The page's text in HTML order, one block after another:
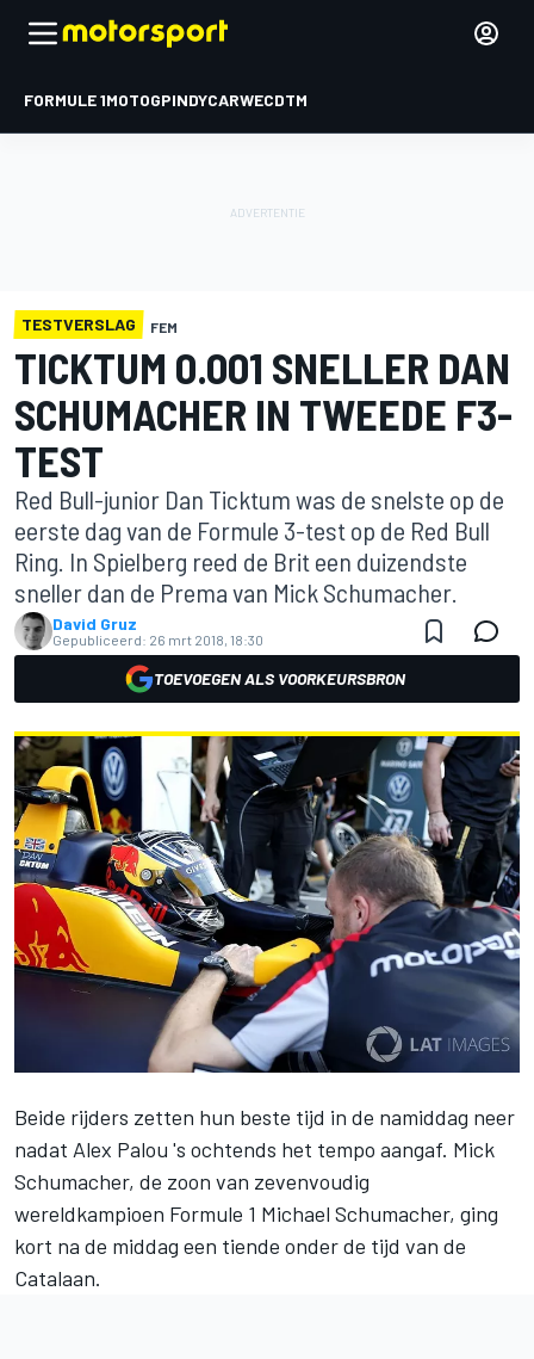
FORMULE 1MOTOGPINDYCARWECDTM
TESTVERSLAG FEM
TICKTUM 0.001 SNELLER DAN
SCHUMACHER IN TWEEDE F3-
TEST
Red Bull-junior Dan Ticktum was de snelste op de
eerste dag van de Formule 3-test op de Red Bull
Ring. In Spielberg reed de Brit een duizendste
sneller dan de Prema van Mick Schumacher.
David Gruz
Gepubliceerd: 26 mrt 2018, 18:30
TOEVOEGEN ALS VOORKEURSBRON
Beide rijders zetten hun beste tijd in de namiddag neer
nadat Alex Palou 's ochtends het tempo aangaf. Mick
Schumacher, de zoon van zevenvoudig
wereldkampioen Formule 1 Michael Schumacher, ging
kort na de middag een tiende onder de tijd van de
Catalaan.